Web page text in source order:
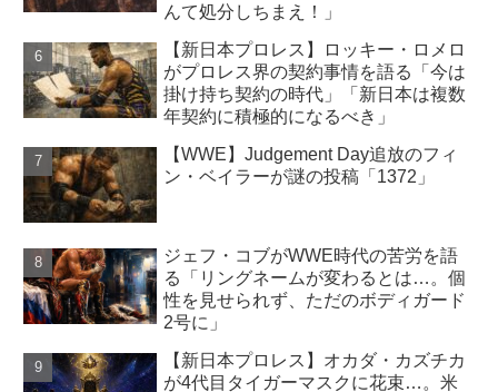
んて処分しちまえ！」
【新日本プロレス】ロッキー・ロメロ
がプロレス界の契約事情を語る「今は
掛け持ち契約の時代」「新日本は複数
年契約に積極的になるべき」
【WWE】Judgement Day追放のフィ
ン・ベイラーが謎の投稿「1372」
ジェフ・コブがWWE時代の苦労を語
る「リングネームが変わるとは…。個
性を見せられず、ただのボディガード
2号に」
【新日本プロレス】オカダ・カズチカ
が4代目タイガーマスクに花束…。米